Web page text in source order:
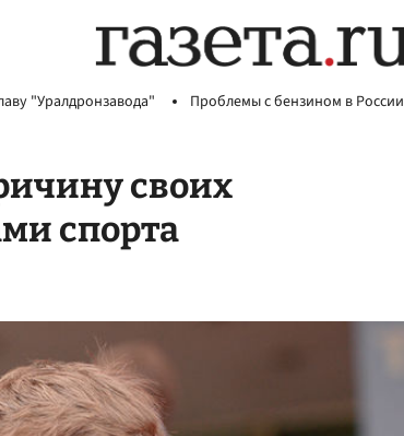
"Уралдронзавода" Проблемы с бензином в России
своих
спорта